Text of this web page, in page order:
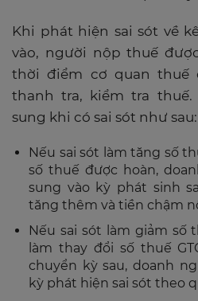
Khi phát hiện sai sót về
vào, người nộp thuế
thời điểm cơ quan thuế
thanh tra, kiểm tra
sung khi có sai sót như sau:
Nếu sai sót làm tăng số
số thuế được hoàn,
sung vào kỳ phát sinh
tăng thêm và tiền chậm
Nếu sai sót làm giảm số
làm thay đổi số thuế
chuyển kỳ sau, doanh
kỳ phát hiện sai sót theo